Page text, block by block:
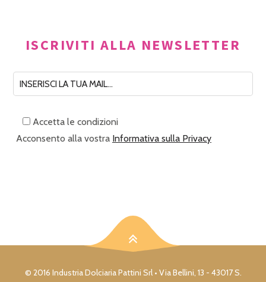
ISCRIVITI ALLA NEWSLETTER
Accetta le condizioni
Acconsento alla vostra Informativa sulla Privacy
© 2016 Industria Dolciaria Pattini Srl • Via Bellini, 13 - 43017 S.